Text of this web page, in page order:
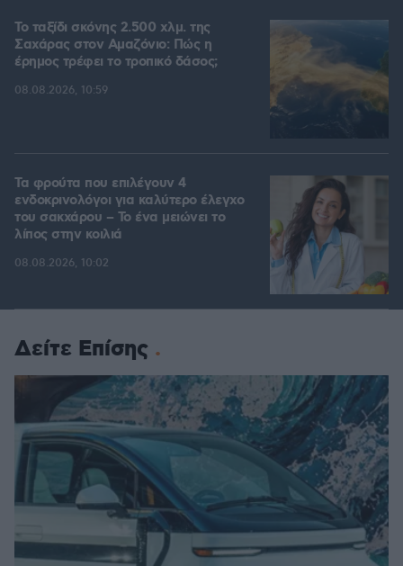
Το ταξίδι σκόνης 2.500 χλμ. της
Σαχάρας στον Αμαζόνιο: Πώς η
έρημος τρέφει το τροπικό δάσος;
08.08.2026, 10:59
Τα φρούτα που επιλέγουν 4
ενδοκρινολόγοι για καλύτερο έλεγχο
του σακχάρου – Το ένα μειώνει το
λίπος στην κοιλιά
08.08.2026, 10:02
Δείτε Επίσης